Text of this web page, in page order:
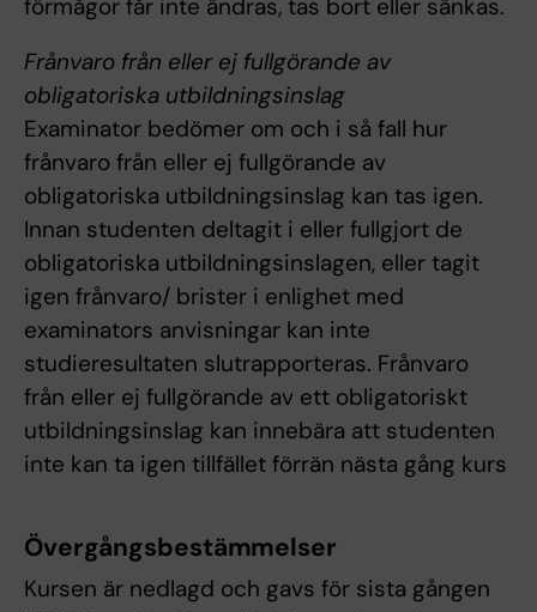
förmågor får inte ändras, tas bort eller sänkas.
Frånvaro från eller ej fullgörande av
obligatoriska utbildningsinslag
Examinator bedömer om och i så fall hur
frånvaro från eller ej fullgörande av
obligatoriska utbildningsinslag kan tas igen.
Innan studenten deltagit i eller fullgjort de
obligatoriska utbildningsinslagen, eller tagit
igen frånvaro/ brister i enlighet med
examinators anvisningar kan inte
studieresultaten slutrapporteras. Frånvaro
från eller ej fullgörande av ett obligatoriskt
utbildningsinslag kan innebära att studenten
inte kan ta igen tillfället förrän nästa gång kurs
Övergångsbestämmelser
Kursen är nedlagd och gavs för sista gången